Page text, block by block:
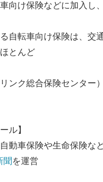
向け保険などに加入し
自転車向け保険は、交
とんど
ンク総合保険センター）
ル】
動車保険や生命保険な
聞 を運営